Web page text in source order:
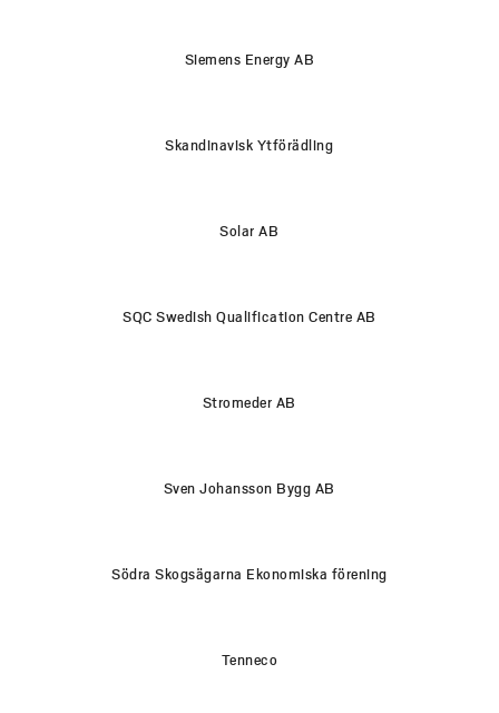
Siemens Energy AB
Skandinavisk Ytförädling
Solar AB
SQC Swedish Qualification Centre AB
Stromeder AB
Sven Johansson Bygg AB
Södra Skogsägarna Ekonomiska förening
Tenneco